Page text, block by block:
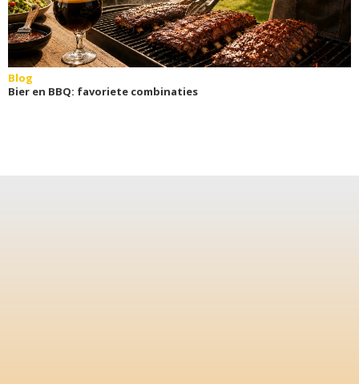
Blog
Bier en BBQ: favoriete combinaties